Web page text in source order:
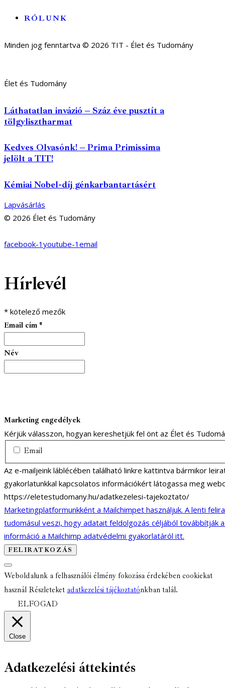
RÓLUNK
Minden jog fenntartva © 2026 TIT - Élet és Tudomány
Élet és Tudomány
Láthatatlan invázió – Száz éve pusztít a
tölgylisztharmat
Kedves Olvasónk! – Prima Primissima
jelölt a TIT!
Kémiai Nobel-díj génkarbantartásért
Lapvásárlás
© 2026 Élet és Tudomány
facebook-1 youtube-1 email
Hírlevél
* kötelező mezők
Email cím *
Név
Marketing engedélyek
Kérjük válasszon, hogyan kereshetjük fel önt az Élet és
Email
Az e-mailjeink láblécében található linkre kattintva bármikor
gyakorlatunkkal kapcsolatos információkért látogassa meg
https://eletestudomany.hu/adatkezelesi-tajekoztato/
Marketingplatformunkként a Mailchimpet használjuk. A lenti
tudomásul veszi, hogy adatait feldolgozás céljából továbbítják
információ a Mailchimp adatvédelmi gyakorlatáról itt.
Weboldalunk a felhasználói élmény fokozása érdekében cookiekat
használ Részleteket adatkezelési tájékoztatónkban talál.
ELFOGAD
Close
Adatkezelési áttekintés